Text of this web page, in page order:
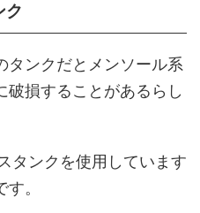
ク
タンクだとメンソール系
破損することがあるらし
タンクを使用しています
。